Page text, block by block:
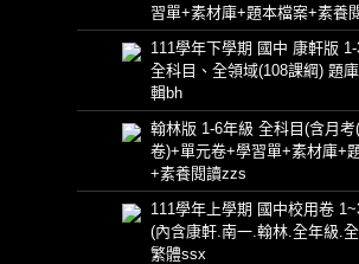
習單+素材庫+題本檔案+素養
111學年下學期 國中 康軒版
全科目、全領域(108課綱) 題
輯bh
翰林版 1-6年級 全科目(含月考
卷)+單元卷+學習單+素材庫+
+素養閱讀zzs
111學年上學期 國中校用卷
(內含康軒.南一.翰林.全年級.
繁體ssx